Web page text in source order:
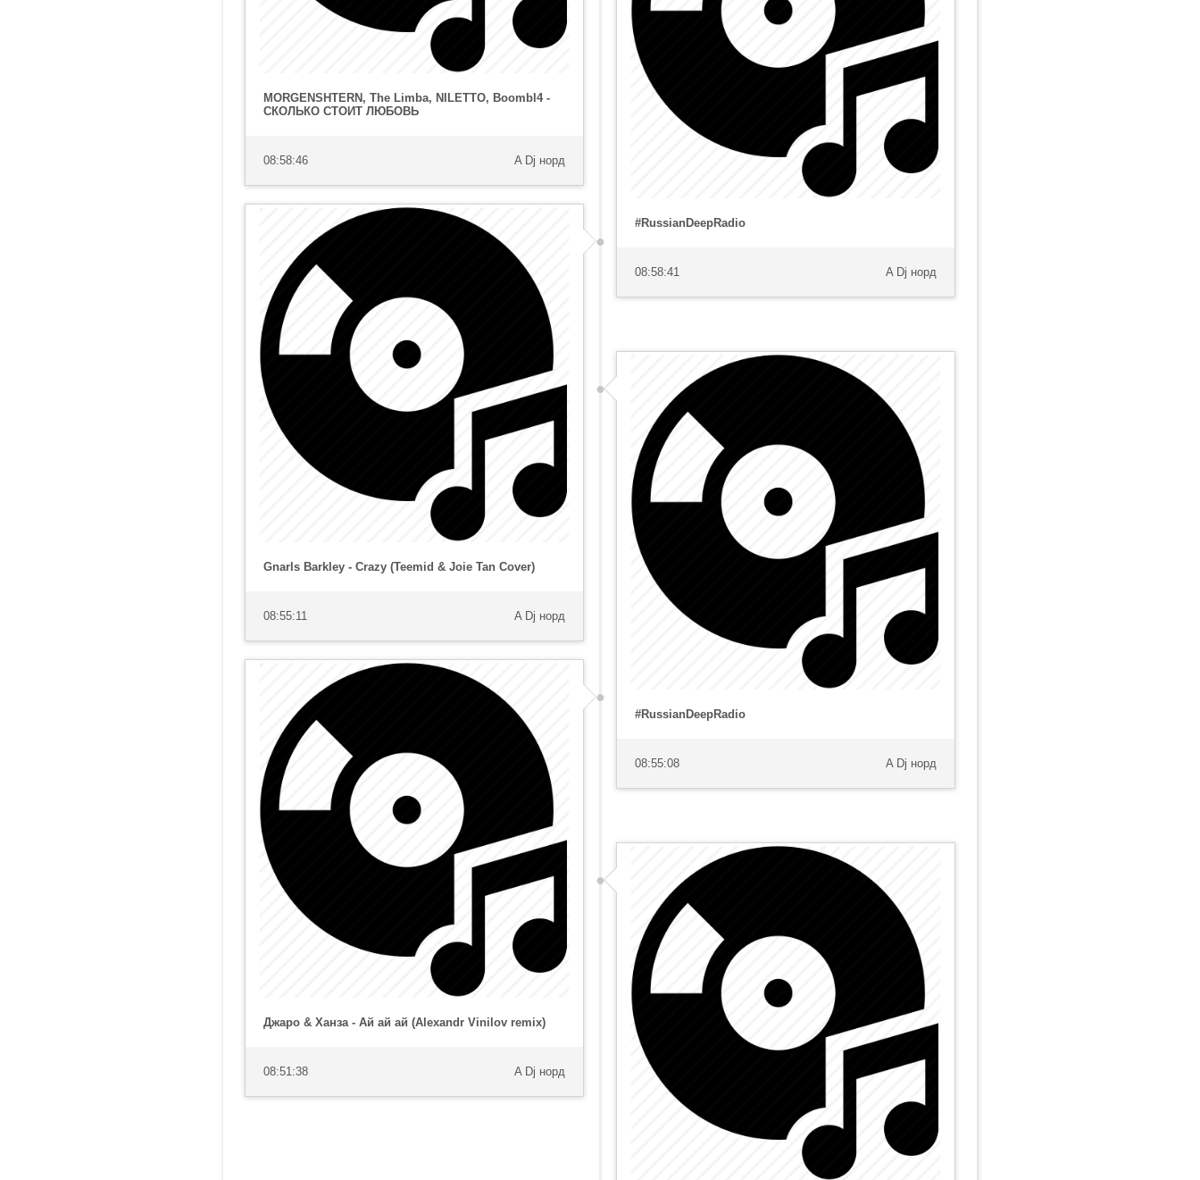
MORGENSHTERN, The Limba, NILETTO, Boombl4 -
СКОЛЬКО СТОИТ ЛЮБОВЬ
08:58:46 A Dj норд
#RussianDeepRadio
08:58:41 A Dj норд
Gnarls Barkley - Crazy (Teemid & Joie Tan Cover)
08:55:11 A Dj норд
#RussianDeepRadio
08:55:08 A Dj норд
Джаро & Ханза - Ай ай ай (Alexandr Vinilov remix)
08:51:38 A Dj норд